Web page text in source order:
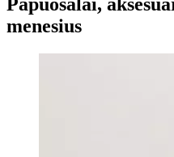
menesius